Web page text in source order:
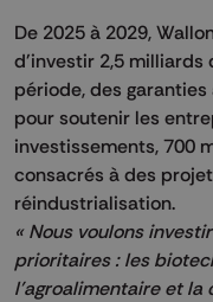
De 2025 à 2029,
d'investir 2,5 milliards
période, des
pour soutenir les
investissements, 700
consacrés à des
réindustrialisation.
« Nous voulons
prioritaires : les
l’agroalimentaire et